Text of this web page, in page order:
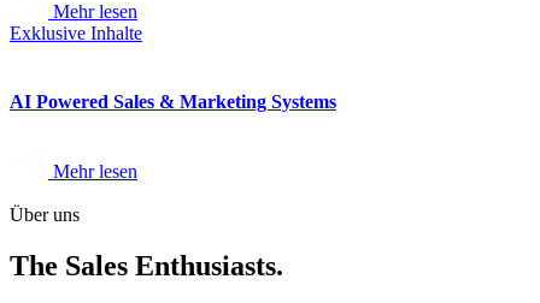
Mehr lesen
Exklusive Inhalte
AI Powered Sales & Marketing Systems
Mehr lesen
Über uns
The Sales Enthusiasts.